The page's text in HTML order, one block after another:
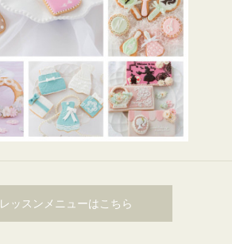
レッスンメニューはこちら